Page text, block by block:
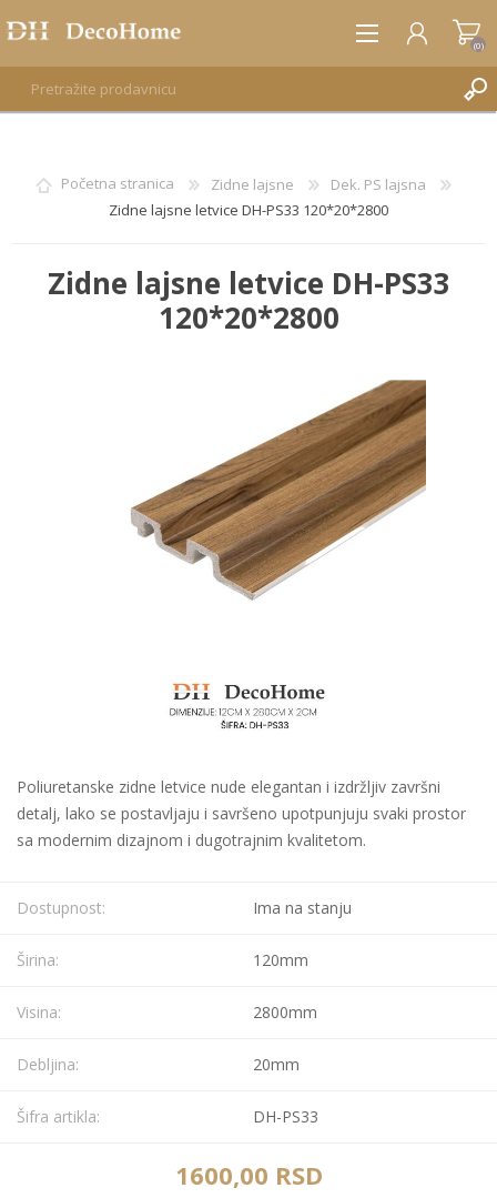
REGISTRUJTE SE
(0)
Početna stranica Zidne lajsne
Dek. PS lajsna
Zidne lajsne letvice DH-PS33 120*20*2800
Zidne lajsne letvice DH-PS33
120*20*2800
Poliuretanske zidne letvice nude elegantan i izdržljiv završni
detalj, lako se postavljaju i savršeno upotpunjuju svaki prostor
sa modernim dizajnom i dugotrajnim kvalitetom.
Dostupnost: Ima na stanju
Širina: 120mm
Visina: 2800mm
Debljina: 20mm
Šifra artikla: DH-PS33
1600,00 RSD